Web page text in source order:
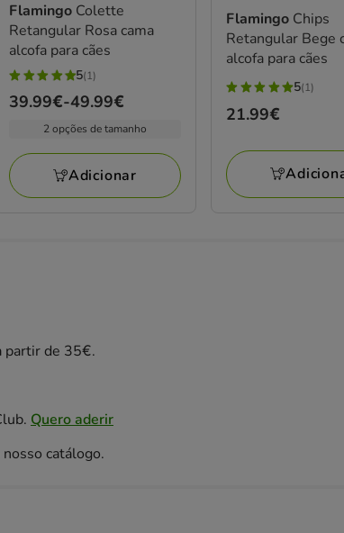
Flamingo Colette
Retangular Rosa cama
alcofa para cães
5
estrelas
avaliações
5(1)
Preço
a
49.99€
39.99€-49.99€
2 opções de tamanho
Adicionar
Flamingo Chips
Retangular Bege
alcofa para cães
5
estrelas
1
avaliações
5(1)
Preço
21.99€
partir de 35€.
Quero aderir
catálogo.